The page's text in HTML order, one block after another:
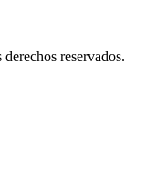
reservados.